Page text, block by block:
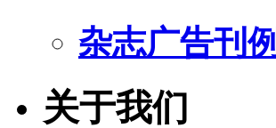
杂志广告刊例
关于我们